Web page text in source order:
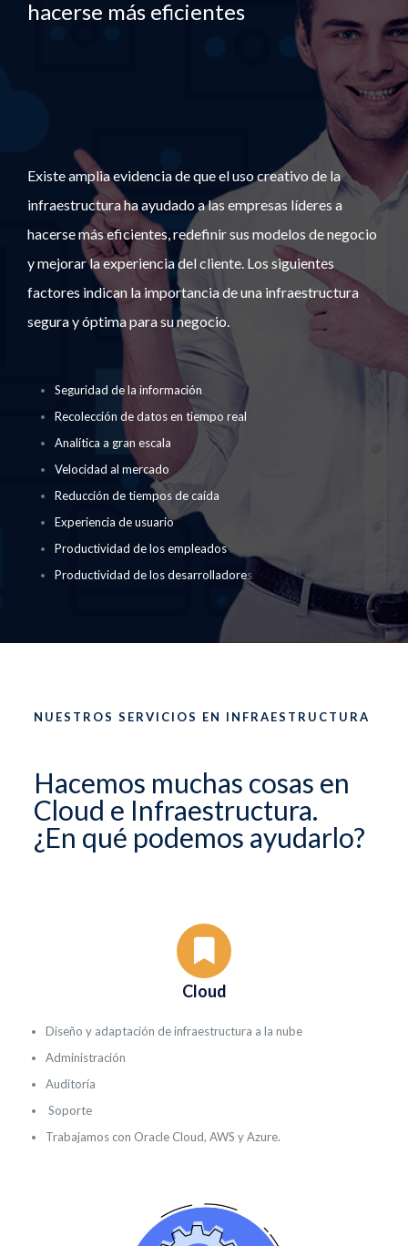
hacerse más eficientes
Existe amplia evidencia de que el uso creativo de la
infraestructura ha ayudado a las empresas líderes a
hacerse más eficientes, redefinir sus modelos de negocio
y mejorar la experiencia del cliente. Los siguientes
factores indican la importancia de una infraestructura
segura y óptima para su negocio.
Seguridad de la información
Recolección de datos en tiempo real
Analítica a gran escala
Velocidad al mercado
Reducción de tiempos de caída
Experiencia de usuario
Productividad de los empleados
Productividad de los desarrolladores
NUESTROS SERVICIOS EN INFRAESTRUCTURA
Hacemos muchas cosas en
Cloud e Infraestructura.
¿En qué podemos ayudarlo?
Cloud
Diseño y adaptación de infraestructura a la nube
Administración
Auditoría
Soporte
Trabajamos con Oracle Cloud, AWS y Azure.